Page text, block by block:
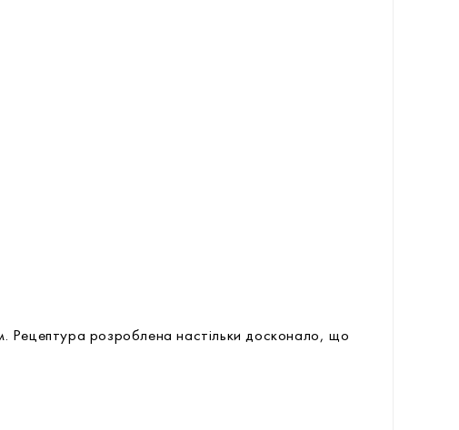
Рецептура розроблена настільки досконало, що